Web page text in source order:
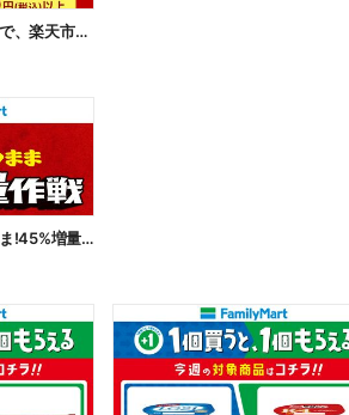
楽天ポイントカード提示で、楽天市場でのお買い物がおトクに!
【おトク】お値段そのまま!45%増量作戦!